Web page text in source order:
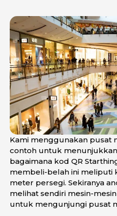
Kami menggunakan pusat
contoh untuk
bagaimana kod QR
membeli-belah ini meliputi
meter persegi. Sekiranya
melihat sendiri mesin-
untuk mengunjungi pusat